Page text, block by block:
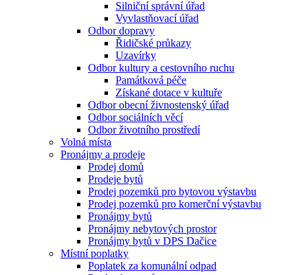
Silniční správní úřad
Vyvlastňovací úřad
Odbor dopravy
Řidičské průkazy
Uzavírky
Odbor kultury a cestovního ruchu
Památková péče
Získané dotace v kultuře
Odbor obecní živnostenský úřad
Odbor sociálních věcí
Odbor životního prostředí
Volná místa
Pronájmy a prodeje
Prodej domů
Prodeje bytů
Prodej pozemků pro bytovou výstavbu
Prodej pozemků pro komerční výstavbu
Pronájmy bytů
Pronájmy nebytových prostor
Pronájmy bytů v DPS Dačice
Místní poplatky
Poplatek za komunální odpad